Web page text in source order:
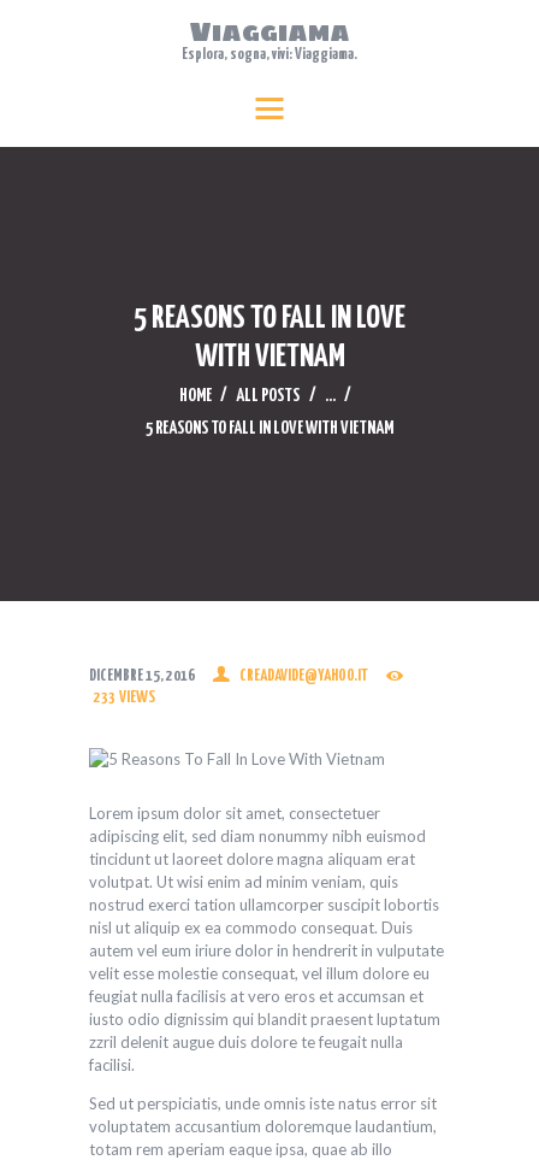
Viaggiama
Esplora, sogna, vivi: Viaggiama.
5 REASONS TO FALL IN LOVE
WITH VIETNAM
HOME ALL POSTS
...
5 REASONS TO FALL IN LOVE WITH VIETNAM
Esplora, sogna, vivi: Viaggiama.
TRAVEL
CONTACTS
DICEMBRE 15, 2016
CREADAVIDE@YAHOO.IT
233 VIEWS
Lorem ipsum dolor sit amet, consectetuer
adipiscing elit, sed diam nonummy nibh euismod
tincidunt ut laoreet dolore magna aliquam erat
volutpat. Ut wisi enim ad minim veniam, quis
nostrud exerci tation ullamcorper suscipit lobortis
nisl ut aliquip ex ea commodo consequat. Duis
autem vel eum iriure dolor in hendrerit in vulputate
velit esse molestie consequat, vel illum dolore eu
feugiat nulla facilisis at vero eros et accumsan et
iusto odio dignissim qui blandit praesent luptatum
zzril delenit augue duis dolore te feugait nulla
facilisi.
Sed ut perspiciatis, unde omnis iste natus error sit
voluptatem accusantium doloremque laudantium,
totam rem aperiam eaque ipsa, quae ab illo